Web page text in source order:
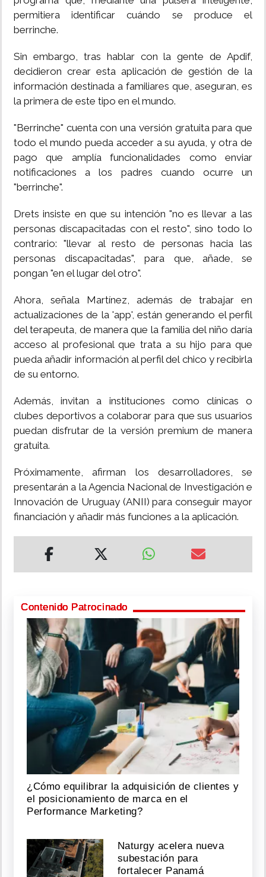
permitiera identificar cuándo se produce el
berrinche.
Sin embargo, tras hablar con la gente de Apdif,
decidieron crear esta aplicación de gestión de la
información destinada a familiares que, aseguran, es
la primera de este tipo en el mundo.
"Berrinche" cuenta con una versión gratuita para que
todo el mundo pueda acceder a su ayuda, y otra de
pago que amplía funcionalidades como enviar
notificaciones a los padres cuando ocurre un
"berrinche".
Drets insiste en que su intención "no es llevar a las
personas discapacitadas con el resto", sino todo lo
contrario: "llevar al resto de personas hacia las
personas discapacitadas", para que, añade, se
pongan "en el lugar del otro".
Ahora, señala Martínez, además de trabajar en
actualizaciones de la 'app', están generando el perfil
del terapeuta, de manera que la familia del niño daría
acceso al profesional que trata a su hijo para que
pueda añadir información al perfil del chico y recibirla
de su entorno.
Además, invitan a instituciones como clínicas o
clubes deportivos a colaborar para que sus usuarios
puedan disfrutar de la versión premium de manera
gratuita.
Próximamente, afirman los desarrolladores, se
presentarán a la Agencia Nacional de Investigación e
Innovación de Uruguay (ANII) para conseguir mayor
financiación y añadir más funciones a la aplicación.
Contenido Patrocinado
¿Cómo equilibrar la adquisición de clientes y
el posicionamiento de marca en el
Performance Marketing?
Naturgy acelera nueva
subestación para
fortalecer Panamá